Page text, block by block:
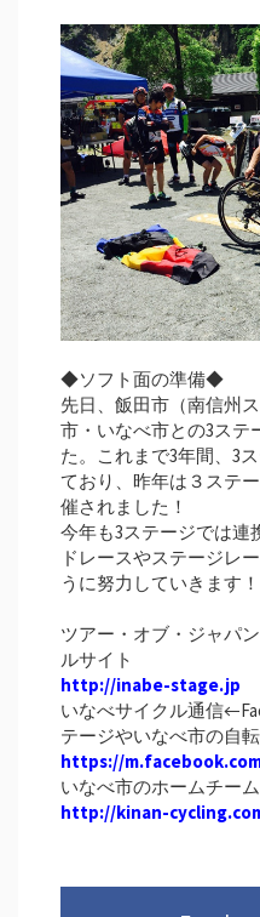
◆ソフト面の準備◆
先日、飯田市（南信州
市・いなべ市との3ステ
た。これまで3年間、3
ており、昨年は３ステ
催されました！
今年も3ステージでは連
ドレースやステージレ
うに努力していきます！
ツアー・オブ・ジャパ
ルサイト
http://inabe-stage.jp
いなべサイクル通信
テージやいなべ市の自
https://
いなべ市のホームチーム
http://kinan-